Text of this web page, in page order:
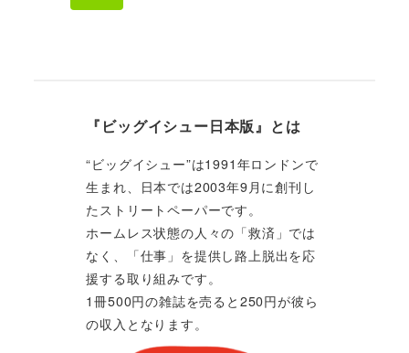
『ビッグイシュー日本版』とは
“ビッグイシュー”は1991年ロンドンで
生まれ、日本では2003年9月に創刊し
たストリートペーパーです。
ホームレス状態の人々の「救済」では
なく、「仕事」を提供し路上脱出を応
援する取り組みです。
1冊500円の雑誌を売ると250円が彼ら
の収入となります。